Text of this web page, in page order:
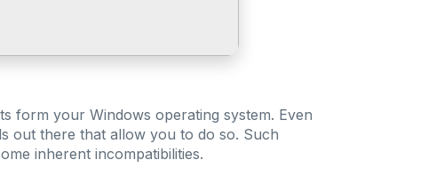
form your Windows operating system. Even
out there that allow you to do so. Such
inherent incompatibilities.